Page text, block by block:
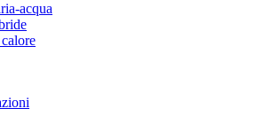
acqua